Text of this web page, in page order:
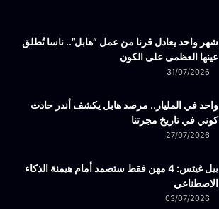
شهر واحد يعادل قرنا من عمل “هابل”.. ناسا تُطلق
عينها العظمى على الكون
31/07/2026
واحد في المليار.. مرصد هابل يكشف أندر حادث
كوني في تاريخ مجرتنا
27/07/2026
بيل غيتس: 4 مهن فقط ستصمد أمام هيمنة الذكاء
الاصطناعي
03/07/2026